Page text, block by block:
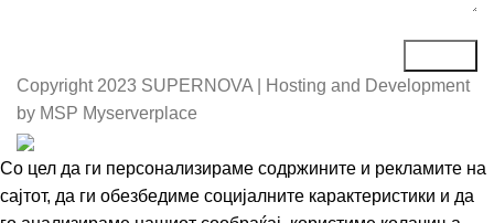
Copyright 2023 SUPERNOVA | Hosting and Development
by MSP Myserverplace
Со цел да ги персонализираме содржините и рекламите на
сајтот, да ги обезбедиме социјалните карактеристики и да